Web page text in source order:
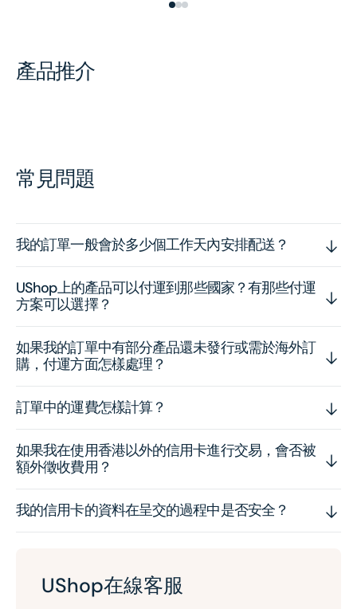
產品推介
常見問題
我的訂單一般會於多少個工作天內安排配送？
UShop上的產品可以付運到那些國家？有那些付運
方案可以選擇？
如果我的訂單中有部分產品還未發行或需於海外訂
購，付運方面怎樣處理？
訂單中的運費怎樣計算？
如果我在使用香港以外的信用卡進行交易，會否被
額外徵收費用？
我的信用卡的資料在呈交的過程中是否安全？
UShop在線客服